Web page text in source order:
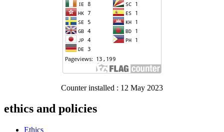
Counter installed : 12 May 2023
ethics and policies
Ethics